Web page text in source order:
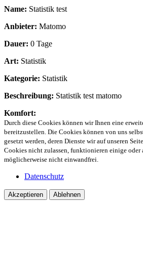
Name: Statistik test
Anbieter: Matomo
Dauer: 0 Tage
Art: Statistik
Kategorie: Statistik
Beschreibung: Statistik test matomo
Komfort:
Durch diese Cookies können wir Ihnen eine
bereitzustellen. Die Cookies können von uns
gesetzt werden, deren Dienste wir auf unseren
Cookies nicht zulassen, funktionieren einige oder
möglicherweise nicht einwandfrei.
Datenschutz
Akzeptieren Ablehnen